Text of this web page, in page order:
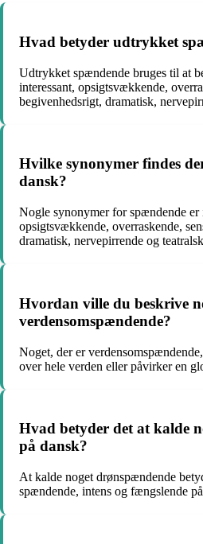
Hvad betyder udtrykket
Udtrykket spændende bruges til at
interessant, opsigtsvækkende,
begivenhedsrigt, dramatisk,
Hvilke synonymer findes
dansk?
Nogle synonymer for spændende er
opsigtsvækkende, overraskende,
dramatisk, nervepirrende og
Hvordan ville du beskrive
verdensomspændende?
Noget, der er
over hele verden eller påvirker en
Hvad betyder det at kalde
på dansk?
At kalde noget drønspændende
spændende, intens og fængslende